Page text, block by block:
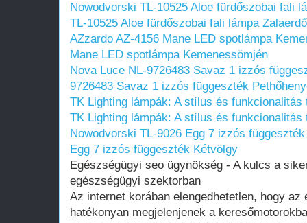
Nowodvorski TL-10525 Aloe fürdőszobai fali
TL-10525 Aloe fürdőszobai fali lámpa
AZzardo AZ-4156 Mane LED spotlámpa
Mane LED spotlámpa Kemenessömjén
Nova Luce NL-9726483 Savaz 1 izzós
9726483 Savaz 1 izzós függeszték
TK Lighting lámpák: A stílus és
TK Lighting lámpák: A stílus és
Nowodvorski TL-9026 Egg 7 izzós
Egg 7 izzós függeszték Kétvölgy
Egészségügyi seo ügynökség - A kulcs a
egészségügyi szektorban
Az internet korában elengedhetetlen, hogy
hatékonyan megjelenjenek a